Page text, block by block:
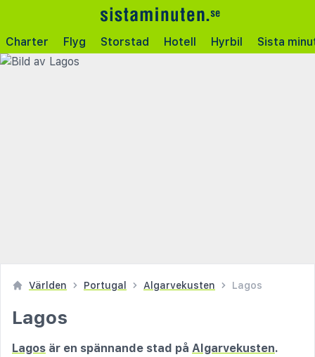
Charter Flyg Storstad Hotell Hyrbil Sista
Världen Portugal Algarvekusten Lagos
Lagos
Lagos är en spännande stad på Algarvekusten.